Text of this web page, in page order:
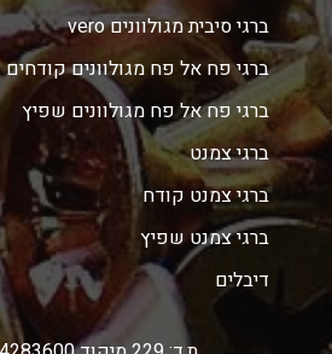
ברגי סיבית מגולוונים vero
ברגי פח אל פח מגולוונים קודחים
ברגי פח אל פח מגולוונים שפיץ
ברגי צמנט
ברגי צמנט קודח
ברגי צמנט שפיץ
דיבלים